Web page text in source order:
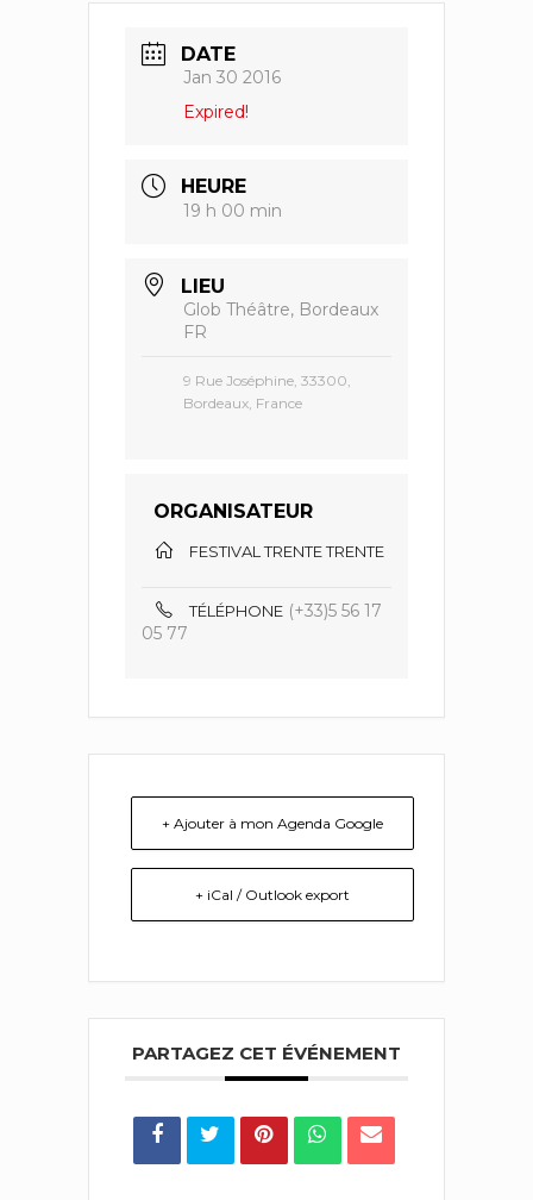
DATE
Jan 30 2016
Expired!
HEURE
19 h 00 min
LIEU
Glob Théâtre, Bordeaux
FR
9 Rue Joséphine, 33300,
Bordeaux, France
ORGANISATEUR
FESTIVAL TRENTE TRENTE
TÉLÉPHONE (+33)5 56 17
05 77
+ Ajouter à mon Agenda Google
+ iCal / Outlook export
PARTAGEZ CET ÉVÉNEMENT